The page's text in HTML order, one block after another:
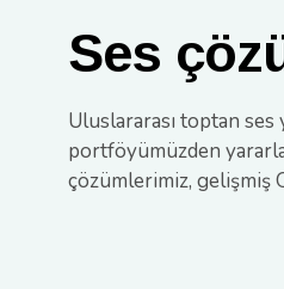
Ses
Uluslararası toptan
portföyümüzden
çözümlerimiz, gelişmiş